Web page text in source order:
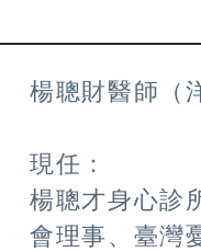
楊聰財醫師（
現任：
楊聰才身心診
會理事、臺灣